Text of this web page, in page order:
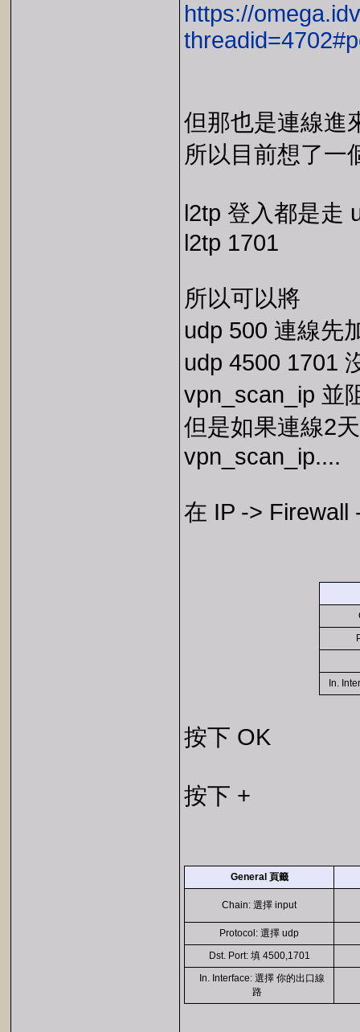
https://
但那也是連線進
所以目前想了一
l2tp 登入都是走
l2tp 1701
所以可以將
udp 500 連線先
udp 4500 1701
vpn_scan_ip 並
但是如果連線2
vpn_scan_ip....
在 IP -> Firewall
In.
按下 OK
按下 +
General 頁籤
Chain: 選擇 input
Protocol: 選擇 udp
Dst. Port: 填 4500,1701
In. Interface: 選擇 你的出口線
路